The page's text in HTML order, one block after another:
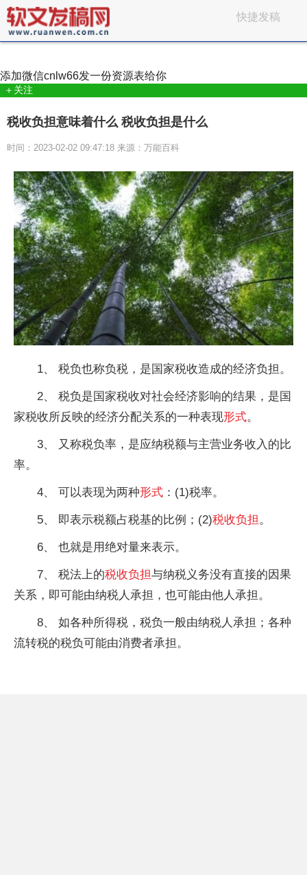
快捷发稿
添加微信cnlw66发一份资源表给你
＋关注
税收负担意味着什么 税收负担是什么
时间：2023-02-02 09:47:18 来源：万能百科
1、 税负也称负税，是国家税收造成的经济负担。
2、 税负是国家税收对社会经济影响的结果，是国
家税收所反映的经济分配关系的一种表现形式。
3、 又称税负率，是应纳税额与主营业务收入的比
率。
4、 可以表现为两种形式 ：(1)税率。
5、 即表示税额占税基的比例；(2)税收负担。
6、 也就是用绝对量来表示。
7、 税法上的税收负担与纳税义务没有直接的因果
关系，即可能由纳税人承担，也可能由他人承担。
8、 如各种所得税，税负一般由纳税人承担；各种
流转税的税负可能由消费者承担。